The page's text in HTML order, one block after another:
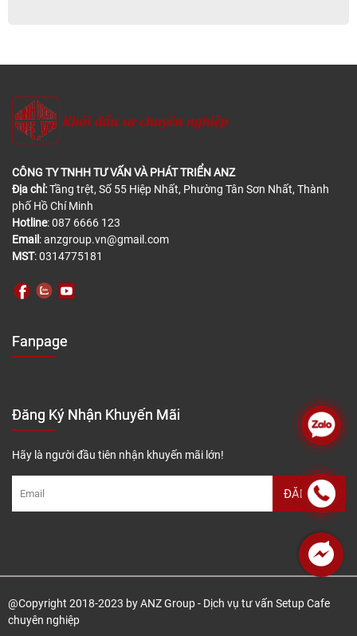
CÔNG TY TNHH TƯ VẤN VÀ PHÁT TRIỂN ANZ
Địa chỉ:Tầng trệt, Số 55 Hiệp Nhất, Phường Tân Sơn Nhất, Thành
phố Hồ Chí Minh
Hotline: 087 6666 123
Email : anzgroup.vn@gmail.com
MST: 0314775181
Fanpage
Đăng Ký Nhận Khuyến Mãi
Hãy là người đầu tiên nhận khuyến mãi lớn!
@Copyright 2018-2023 by ANZ Group - Dịch vụ tư vấn Setup Cafe
chuyên nghiệp